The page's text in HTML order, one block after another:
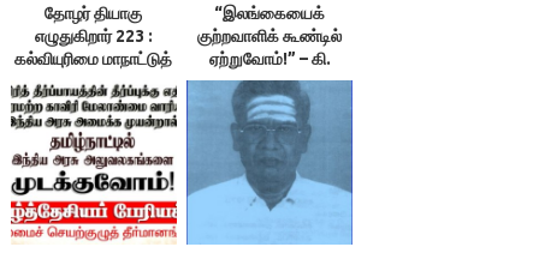
தோழர் தியாகு
எழுதுகிறார் 223 :
கல்வியுரிமை மாநாட்டுத்
தீர்மானங்கள்
“இலங்கையைக்
குற்றவாளிக் கூண்டில்
ஏற்றுவோம்!” – கி.
வேங்கடராமன்